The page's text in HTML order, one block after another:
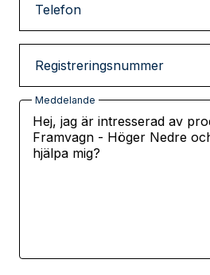
Telefon
Registreringsnummer
Meddelande